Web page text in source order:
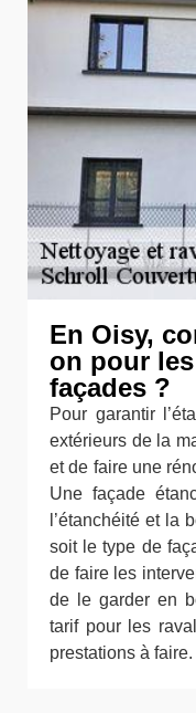
En Oisy,
on pour
façades ?
Pour garantir
extérieurs de la
et de faire une
Une façade
l’étanchéité et la
soit le type de
de faire les
de le garder en
tarif pour les
prestations à faire.